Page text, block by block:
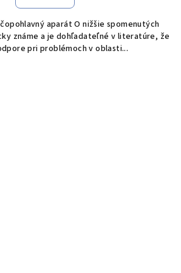
aparát O nižšie spomenutých
známe a je dohľadateľné v literatúre, že
pri problémoch v oblasti...